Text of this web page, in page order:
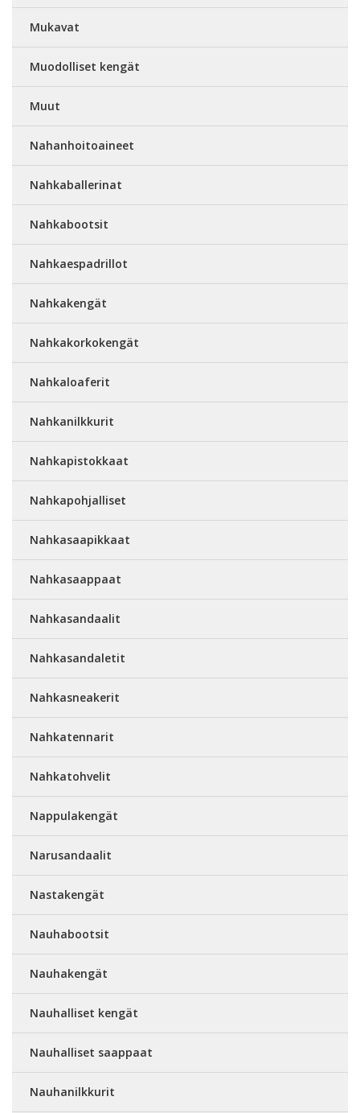
Mukavat
Muodolliset kengät
Muut
Nahanhoitoaineet
Nahkaballerinat
Nahkabootsit
Nahkaespadrillot
Nahkakengät
Nahkakorkokengät
Nahkaloaferit
Nahkanilkkurit
Nahkapistokkaat
Nahkapohjalliset
Nahkasaapikkaat
Nahkasaappaat
Nahkasandaalit
Nahkasandaletit
Nahkasneakerit
Nahkatennarit
Nahkatohvelit
Nappulakengät
Narusandaalit
Nastakengät
Nauhabootsit
Nauhakengät
Nauhalliset kengät
Nauhalliset saappaat
Nauhanilkkurit